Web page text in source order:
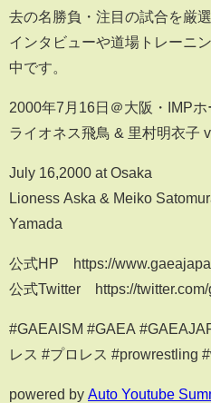
去の名勝負・注目の試合を厳
インタビューや道場トレーニ
中です。
2000年7月16日＠大阪・IMPホ
ライオネス飛鳥 & 里村明衣子
July 16,2000 at Osaka
Lioness Aska & Meiko
Yamada
公式HP https://
公式Twitter https://
#GAEAISM #GAEA
レス #プロレス #prowrestling
powered by Auto Youtube